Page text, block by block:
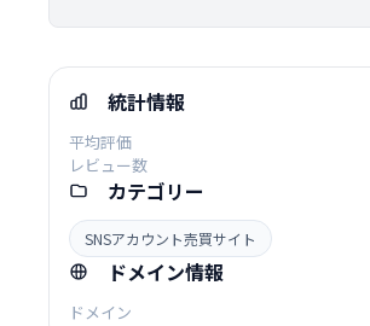
統計情報
平均評価
レビュー数
カテゴリー
SNSアカウント売買サイト
ドメイン情報
ドメイン